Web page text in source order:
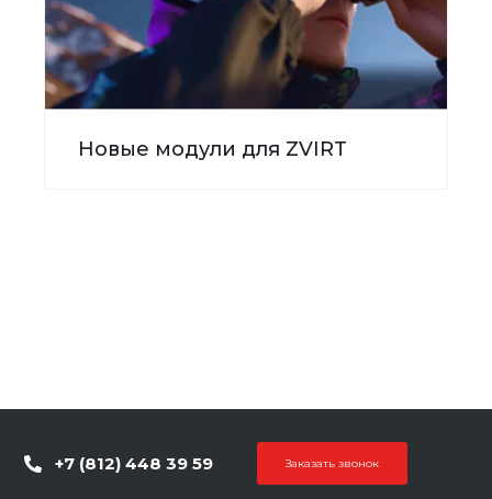
Новые модули для ZVIRT
+7 (812) 448 39 59 Заказать звонок